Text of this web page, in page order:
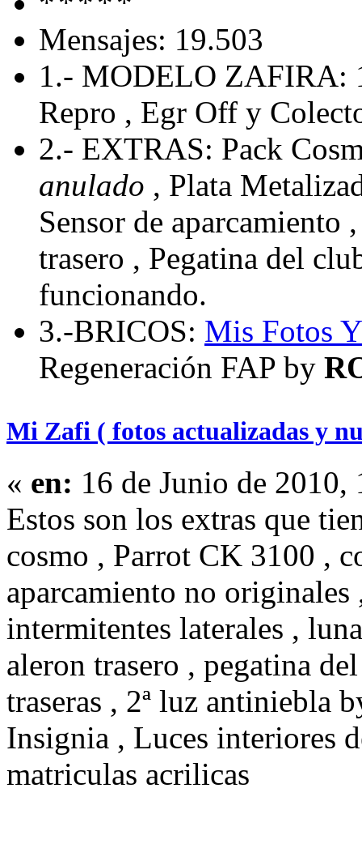
Mensajes: 19.503
1.- MODELO ZAFIRA:
Repro , Egr Off y
2.- EXTRAS: Pack
anulado , Plata
Sensor de
trasero , Pegatina del
funcionando.
3.-BRICOS: Mis Fotos
Regeneración FAP by
Mi Zafi ( fotos actualizadas y
« en: 16 de Junio de
Estos son los extras que
cosmo , Parrot CK 3100 ,
aparcamiento no originales
intermitentes laterales ,
aleron trasero , pegatina
traseras , 2ª luz antiniebla
Insignia , Luces interiores
matriculas acrilicas